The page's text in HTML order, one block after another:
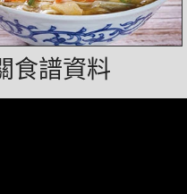
食譜資料